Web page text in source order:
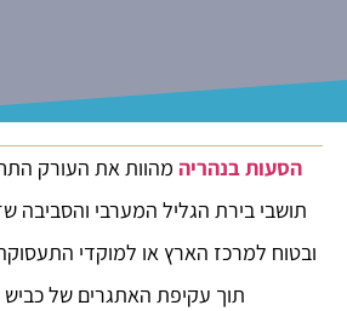
הסעות בנהריה מהוות את העורק
תושבי בירת הגליל המערבי והסביבה
ובטוח למרכז הארץ או למוקדי
תוך עקיפת האתגרים של כביש 4 המשתנה.